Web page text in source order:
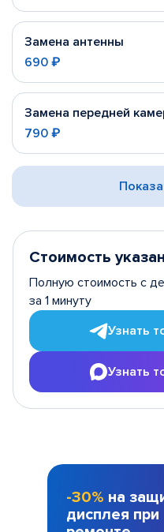
Замена антенны
690 ₽
Замена передней
790 ₽
Стоимость
Полную стоимость с
за 1 минуту
Узнать
Узнать
-30% на
дисплея при